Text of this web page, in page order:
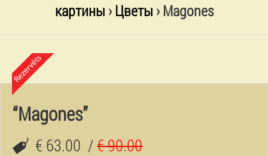
картины ›Цветы › Magones
“Magones”
€ 63.00 /€ 90.00